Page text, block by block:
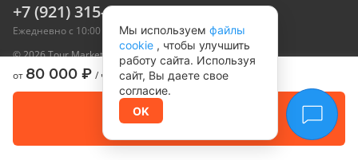
от 80 000 ₽ / чел.
Забронировать
Оплата позже
+7 (921) 315-05-55
Ежедневно с 10:00 до 20:00 мск
© 2026 Tour Marketplace, Inc. Все права защищены
Туры Направления
Календарь туров Корпоративные туры
О нас Контакты
Мы используем файлы
cookie , чтобы улучшить
работу сайта. Используя
сайт, Вы даете свое
согласие.
OK